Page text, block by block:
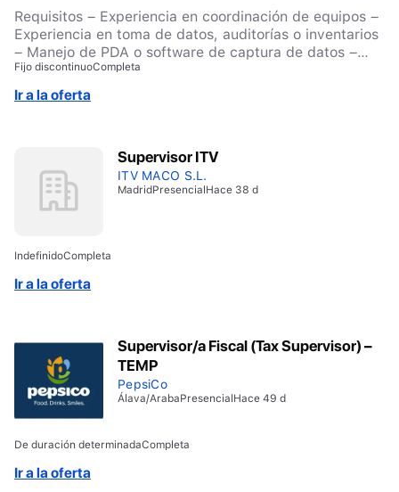
Requisitos – Experiencia en coordinación de equipos –
Experiencia en toma de datos, auditorías o inventarios
– Manejo de PDA o software de captura de datos –
Bachillerato o Ciclo Formativo de Grado Medio –
Disponibilidad inmediata y movilidad Si estás
interesado/a, inscríbete en la oferta.
Fijo discontinuoCompleta
Ir a la oferta
Supervisor ITV
ITV MACO S.L.
MadridPresencialHace 38 d
IndefinidoCompleta
Ir a la oferta
Supervisor/a Fiscal (Tax Supervisor) –
TEMP
PepsiCo
Álava/ArabaPresencialHace 49 d
De duración determinadaCompleta
Ir a la oferta